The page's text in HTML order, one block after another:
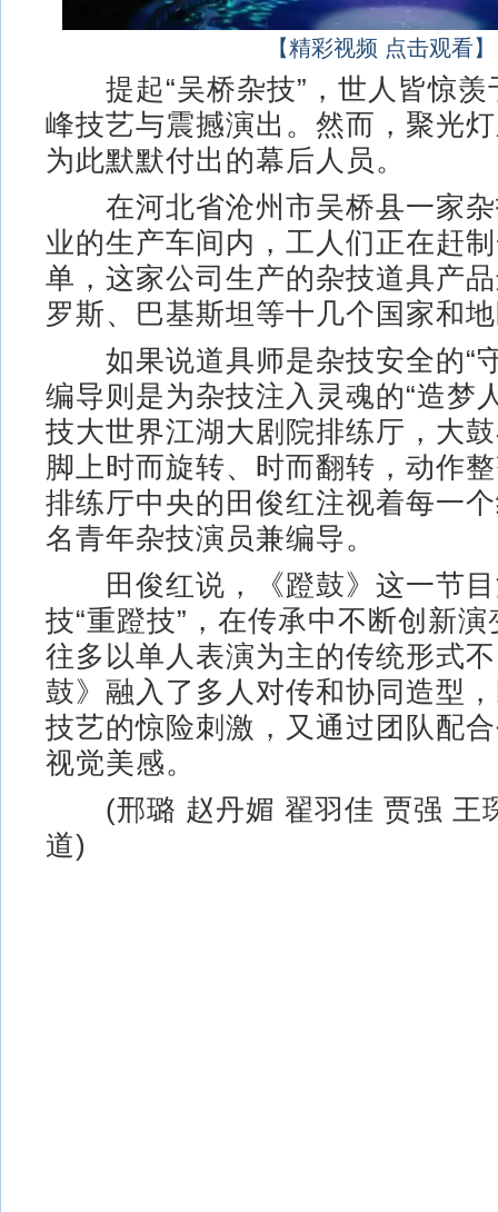
【精彩视频 点击观看】
提起“吴桥杂技”，世人皆惊羡
峰技艺与震撼演出。然而，聚光
为此默默付出的幕后人员。
在河北省沧州市吴桥县一家杂
业的生产车间内，工人们正在赶
单，这家公司生产的杂技道具产
罗斯、巴基斯坦等十几个国家和
如果说道具师是杂技安全的“
编导则是为杂技注入灵魂的“造梦
技大世界江湖大剧院排练厅，大
脚上时而旋转、时而翻转，动作
排练厅中央的田俊红注视着每一
名青年杂技演员兼编导。
田俊红说，《蹬鼓》这一节目
技“重蹬技”，在传承中不断创新
往多以单人表演为主的传统形式
鼓》融入了多人对传和协同造型
技艺的惊险刺激，又通过团队配
视觉美感。
(邢璐 赵丹媚 翟羽佳 贾强 王
道)